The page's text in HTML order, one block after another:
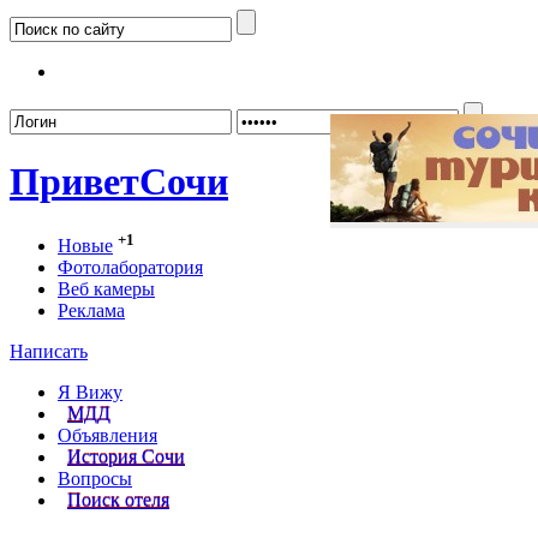
ПриветСочи
Новые +1
Фотолаборатория
Веб камеры
Реклама
Написать
Я Вижу
МДД
Объявления
История Сочи
Вопросы
Поиск отеля